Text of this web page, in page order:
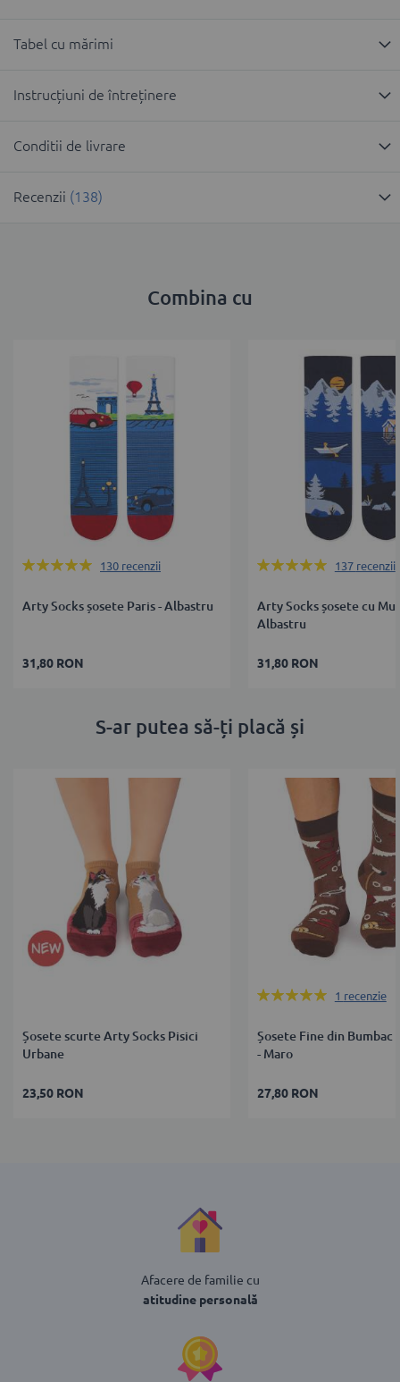
Tabel cu mărimi
Instrucțiuni de întreținere
Conditii de livrare
Recenzii 138
Combina cu
Rating:
130 recenzii
Arty Socks șosete Paris - Albastru
31,80 RON
Rating:
137 recenzii
Arty Socks șosete cu
Albastru
31,80 RON
S-ar putea să-ți placă și
Șosete scurte Arty Socks Pisici
Urbane
23,50 RON
Rating:
1 recenzie
Șosete Fine din Bumbac
- Maro
27,80 RON
Afacere de familie cu
atitudine personală